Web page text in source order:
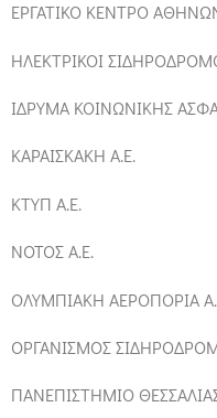
ΕΡΓΑΤΙΚΟ ΚΕΝΤΡΟ
ΗΛΕΚΤΡΙΚΟΙ
ΙΔΡΥΜΑ ΚΟΙΝΩΝΙΚΗΣ
ΚΑΡΑΙΣΚΑΚΗ Α.Ε.
ΚΤΥΠ A.E.
ΝΟΤΟΣ Α.Ε.
ΟΛΥΜΠΙΑΚΗ ΑΕΡΟΠΟΡΙΑ
ΟΡΓΑΝΙΣΜΟΣ
ΠΑΝΕΠΙΣΤΗΜΙΟ